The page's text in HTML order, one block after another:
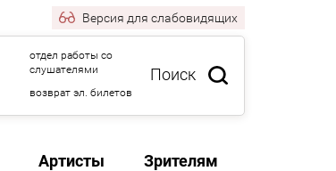
Версия для слабовидящих
Поиск
отдел работы со
слушателями
возврат эл. билетов
Артисты Зрителям